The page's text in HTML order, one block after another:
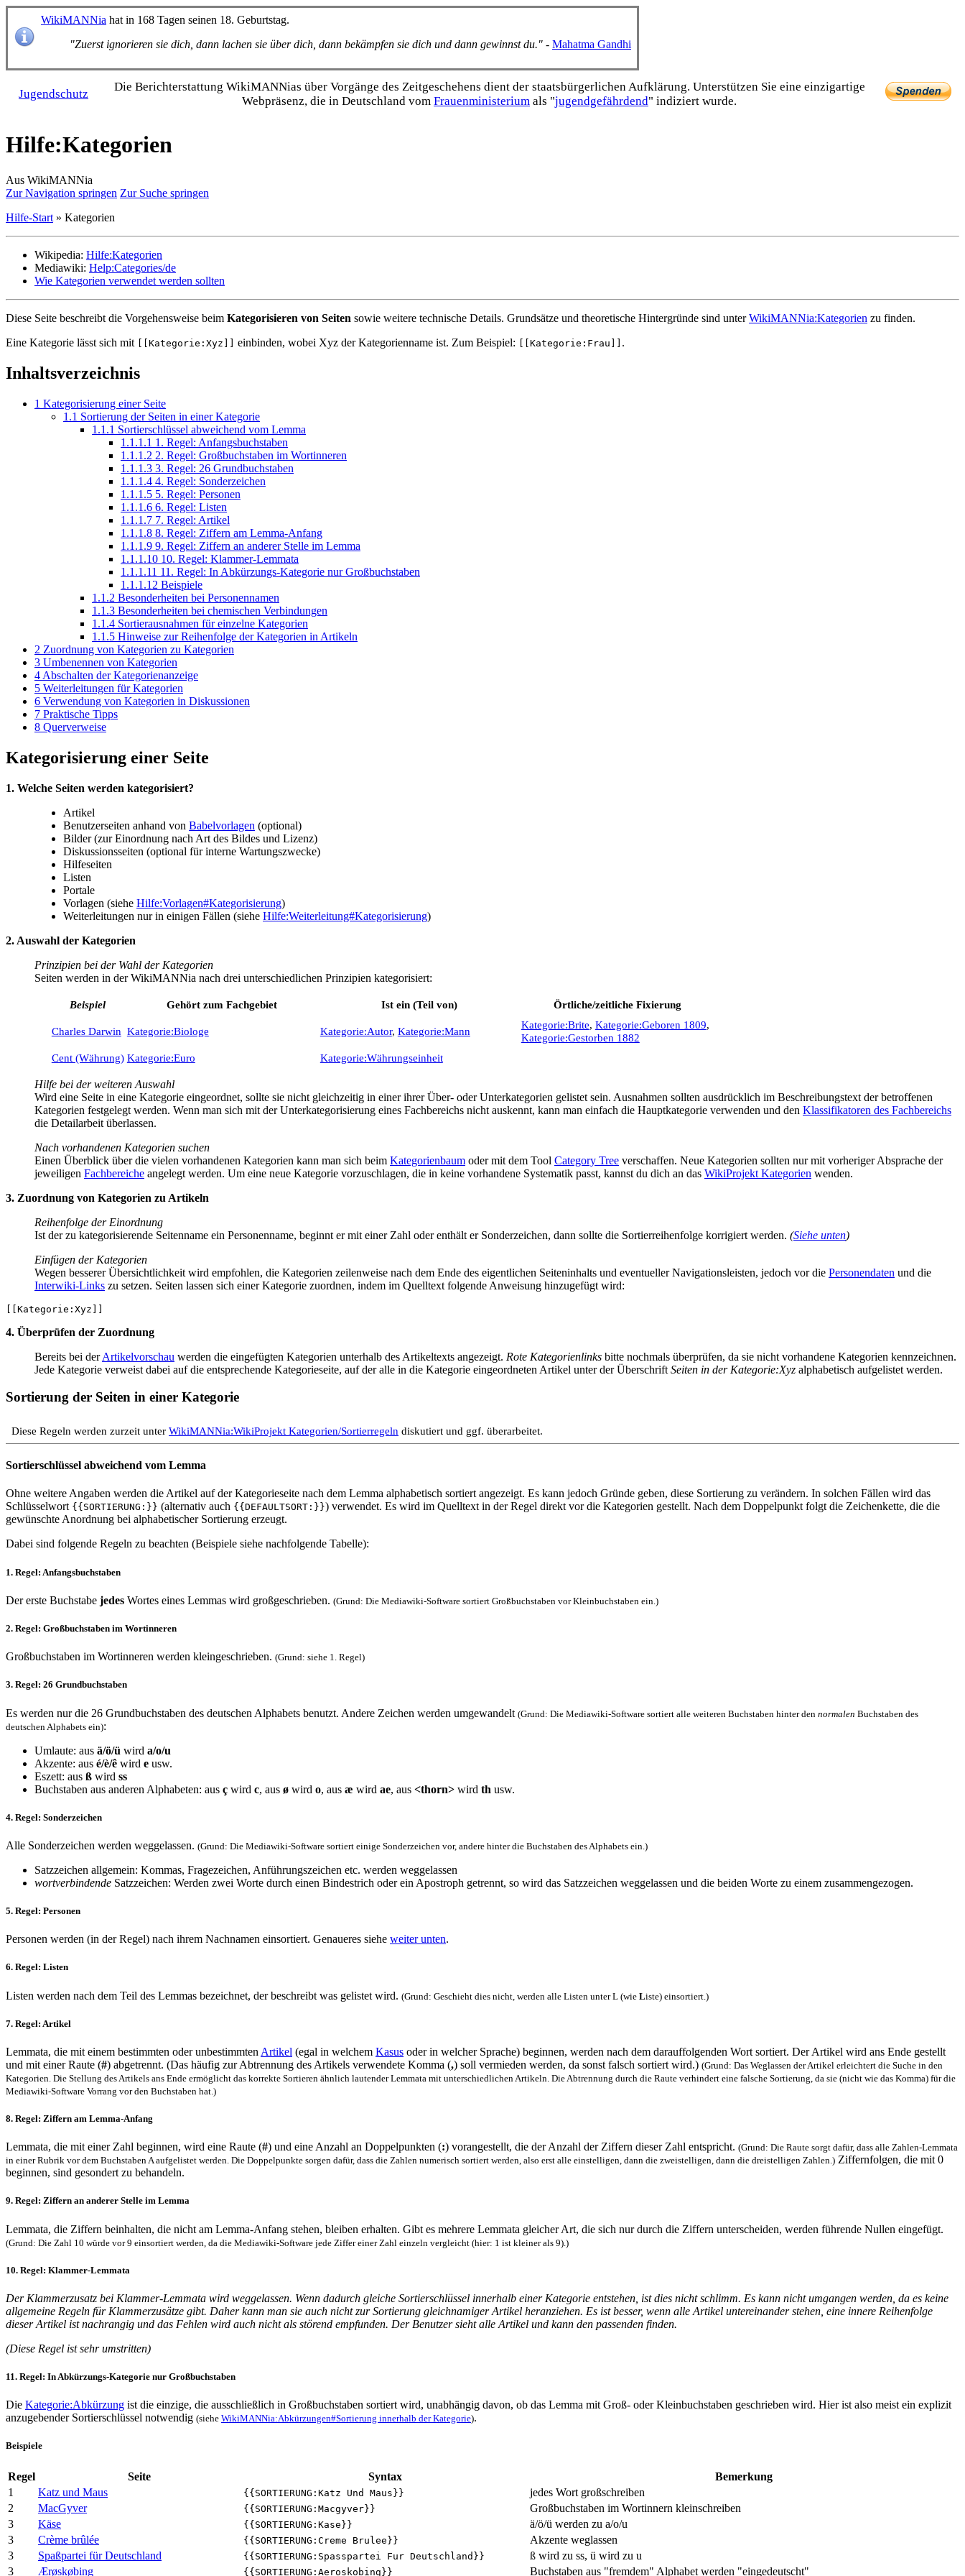
WikiMANNia hat in 168 Tagen seinen 18. Geburtstag.
"Zuerst ignorieren sie dich, dann lachen sie über dich, dann bekämpfen sie dich und dann gewinnst du." - Mahatma Gandhi
Jugendschutz
Die Bericht­erstattung WikiMANNias über Vorgänge des Zeitgeschehens dient der staats­bürgerlichen Aufklärung. Unterstützen Sie eine einzig­artige
Webpräsenz, die in Deutschland vom Frauen­ministerium als "jugend­gefährdend" indiziert wurde.
Hilfe:Kategorien
Aus WikiMANNia
Zur Navigation springen Zur Suche springen
Hilfe-Start » Kategorien
Wikipedia: Hilfe:Kategorien
Mediawiki: Help:Categories/de
Wie Kategorien verwendet werden sollten
Diese Seite beschreibt die Vorgehensweise beim Kategorisieren von Seiten sowie weitere technische Details. Grundsätze und theoretische Hintergründe sind unterWikiMANNia:Kategorien zu finden.
Eine Kategorie lässt sich mit
[[Kategorie:Xyz]] einbinden, wobei Xyz der Kategorienname ist. Zum Beispiel: [[Kategorie:Frau]] .
Inhaltsverzeichnis
1 Kategorisierung einer Seite
1.1 Sortierung der Seiten in einer Kategorie
1.1.1 Sortierschlüssel abweichend vom Lemma
1.1.1.1 1. Regel: Anfangsbuchstaben
1.1.1.2 2. Regel: Großbuchstaben im Wortinneren
1.1.1.3 3. Regel: 26 Grundbuchstaben
1.1.1.4 4. Regel: Sonderzeichen
1.1.1.5 5. Regel: Personen
1.1.1.6 6. Regel: Listen
1.1.1.7 7. Regel: Artikel
1.1.1.8 8. Regel: Ziffern am Lemma-Anfang
1.1.1.9 9. Regel: Ziffern an anderer Stelle im Lemma
1.1.1.10 10. Regel: Klammer-Lemmata
1.1.1.11 11. Regel: In Abkürzungs-Kategorie nur Großbuchstaben
1.1.1.12 Beispiele
1.1.2 Besonderheiten bei Personennamen
1.1.3 Besonderheiten bei chemischen Verbindungen
1.1.4 Sortierausnahmen für einzelne Kategorien
1.1.5 Hinweise zur Reihenfolge der Kategorien in Artikeln
2 Zuordnung von Kategorien zu Kategorien
3 Umbenennen von Kategorien
4 Abschalten der Kategorienanzeige
5 Weiterleitungen für Kategorien
6 Verwendung von Kategorien in Diskussionen
7 Praktische Tipps
8 Querverweise
Kategorisierung einer Seite
1. Welche Seiten werden kategorisiert?
Artikel
Benutzerseiten anhand von Babelvorlagen (optional)
Bilder (zur Einordnung nach Art des Bildes und Lizenz)
Diskussionsseiten (optional für interne Wartungszwecke)
Hilfeseiten
Listen
Portale
Vorlagen (siehe Hilfe:Vorlagen#Kategorisierung)
Weiterleitungen nur in einigen Fällen (siehe Hilfe:Weiterleitung#Kategorisierung)
2. Auswahl der Kategorien
Prinzipien bei der Wahl der Kategorien
Seiten werden in der WikiMANNia nach drei unterschiedlichen Prinzipien kategorisiert:
Beispiel Gehört zum Fachgebiet Ist ein (Teil von) Örtliche/zeitliche Fixierung
Charles Darwin Kategorie:Biologe Kategorie:Autor, Kategorie:Mann
Kategorie:Brite, Kategorie:Geboren 1809,
Kategorie:Gestorben 1882
Cent (Währung) Kategorie:Euro Kategorie:Währungseinheit
Hilfe bei der weiteren Auswahl
Wird eine Seite in eine Kategorie eingeordnet, sollte sie nicht gleichzeitig in einer ihrer Über- oder Unterkategorien gelistet sein. Ausnahmen sollten ausdrücklich im Beschreibungstext der betroffenen
Kategorien festgelegt werden. Wenn man sich mit der Unterkategorisierung eines Fachbereichs nicht auskennt, kann man einfach die Hauptkategorie verwenden und den Klassifikatoren des Fachbereichs
die Detailarbeit überlassen.
Nach vorhandenen Kategorien suchen
Einen Überblick über die vielen vorhandenen Kategorien kann man sich beim Kategorienbaum oder mit dem Tool Category Tree verschaffen. Neue Kategorien sollten nur mit vorheriger Absprache der
jeweiligen Fachbereiche angelegt werden. Um eine neue Kategorie vorzuschlagen, die in keine vorhandene Systematik passt, kannst du dich an das WikiProjekt Kategorien wenden.
3. Zuordnung von Kategorien zu Artikeln
Reihenfolge der Einordnung
Ist der zu kategorisierende Seitenname ein Personenname, beginnt er mit einer Zahl oder enthält er Sonderzeichen, dann sollte die Sortierreihenfolge korrigiert werden. (Siehe unten)
Einfügen der Kategorien
Wegen besserer Übersichtlichkeit wird empfohlen, die Kategorien zeilenweise nach dem Ende des eigentlichen Seiteninhalts und eventueller Navigationsleisten, jedoch vor die Personendaten und die
Interwiki-Links zu setzen. Seiten lassen sich einer Kategorie zuordnen, indem im Quelltext folgende Anweisung hinzugefügt wird:
4. Überprüfen der Zuordnung
Bereits bei derArtikelvorschau werden die eingefügten Kategorien unterhalb des Artikeltexts angezeigt. Rote Kategorienlinks bitte nochmals überprüfen, da sie nicht vorhandene Kategorien kennzeichnen.
Jede Kategorie verweist dabei auf die entsprechende Kategorieseite, auf der alle in die Kategorie eingeordneten Artikel unter der Überschrift Seiten in der Kategorie:Xyz alphabetisch aufgelistet werden.
Sortierung der Seiten in einer Kategorie
Diese Regeln werden zurzeit unter WikiMANNia:WikiProjekt Kategorien/Sortierregeln diskutiert und ggf. überarbeitet.
Sortierschlüssel abweichend vom Lemma
Ohne weitere Angaben werden die Artikel auf der Kategorieseite nach dem Lemma alphabetisch sortiert angezeigt. Es kann jedoch Gründe geben, diese Sortierung zu verändern. In solchen Fällen wird das
Schlüsselwort {{SORTIERUNG:}} (alternativ auch {{DEFAULTSORT:}}) verwendet. Es wird im Quelltext in der Regel direkt vor die Kategorien gestellt. Nach dem Doppelpunkt folgt die Zeichenkette, die die
gewünschte Anordnung bei alphabetischer Sortierung erzeugt.
Dabei sind folgende Regeln zu beachten (Beispiele siehe nachfolgende Tabelle):
1. Regel: Anfangsbuchstaben
Der erste Buchstabe jedes Wortes eines Lemmas wird großgeschrieben. (Grund: Die Mediawiki-Software sortiert Großbuchstaben vor Kleinbuchstaben ein.)
2. Regel: Großbuchstaben im Wortinneren
Großbuchstaben im Wortinneren werden kleingeschrieben. (Grund: siehe 1. Regel)
3. Regel: 26 Grundbuchstaben
Es werden nur die 26 Grundbuchstaben des deutschen Alphabets benutzt. Andere Zeichen werden umgewandelt (Grund: Die Mediawiki-Software sortiert alle weiteren Buchstaben hinter den normalen Buchstaben des
deutschen Alphabets ein):
Umlaute: aus ä/ö/ü wird a/o/u
Akzente: aus é/è/ê wird e usw.
Eszett: aus ß wird ss
Buchstaben aus anderen Alphabeten: aus ç wird c, aus ø wird o, aus æ wird ae, aus <thorn> wird th usw.
4. Regel: Sonderzeichen
Alle Sonderzeichen werden weggelassen. (Grund: Die Mediawiki-Software sortiert einige Sonderzeichen vor, andere hinter die Buchstaben des Alphabets ein.)
Satzzeichen allgemein: Kommas, Fragezeichen, Anführungszeichen etc. werden weggelassen
wortverbindende Satzzeichen: Werden zwei Worte durch einen Bindestrich oder ein Apostroph getrennt, so wird das Satzzeichen weggelassen und die beiden Worte zu einem zusammengezogen.
5. Regel: Personen
Personen werden (in der Regel) nach ihrem Nachnamen einsortiert. Genaueres siehe weiter unten.
6. Regel: Listen
Listen werden nach dem Teil des Lemmas bezeichnet, der beschreibt was gelistet wird. (Grund: Geschieht dies nicht, werden alle Listen unter L (wie Liste) einsortiert.)
7. Regel: Artikel
Lemmata, die mit einem bestimmten oder unbestimmten Artikel (egal in welchem Kasus oder in welcher Sprache) beginnen, werden nach dem darauffolgenden Wort sortiert. Der Artikel wird ans Ende gestellt
und mit einer Raute (#) abgetrennt. (Das häufig zur Abtrennung des Artikels verwendete Komma (,) soll vermieden werden, da sonst falsch sortiert wird.) (Grund: Das Weglassen der Artikel erleichtert die Suche in den
Kategorien. Die Stellung des Artikels ans Ende ermöglicht das korrekte Sortieren ähnlich lautender Lemmata mit unterschiedlichen Artikeln. Die Abtrennung durch die Raute verhindert eine falsche Sortierung, da sie (nicht wie das Komma) für die
Mediawiki-Software Vorrang vor den Buchstaben hat.)
8. Regel: Ziffern am Lemma-Anfang
Lemmata, die mit einer Zahl beginnen, wird eine Raute (#) und eine Anzahl an Doppelpunkten (:) vorangestellt, die der Anzahl der Ziffern dieser Zahl entspricht. (Grund: Die Raute sorgt dafür, dass alle Zahlen-Lemmata
in einer Rubrik vor dem Buchstaben A aufgelistet werden. Die Doppelpunkte sorgen dafür, dass die Zahlen numerisch sortiert werden, also erst alle einstelligen, dann die zweistelligen, dann die dreistelligen Zahlen.) Ziffernfolgen, die mit 0
beginnen, sind gesondert zu behandeln.
9. Regel: Ziffern an anderer Stelle im Lemma
Lemmata, die Ziffern beinhalten, die nicht am Lemma-Anfang stehen, bleiben erhalten. Gibt es mehrere Lemmata gleicher Art, die sich nur durch die Ziffern unterscheiden, werden führende Nullen eingefügt.
(Grund: Die Zahl 10 würde vor 9 einsortiert werden, da die Mediawiki-Software jede Ziffer einer Zahl einzeln vergleicht (hier: 1 ist kleiner als 9).)
10. Regel: Klammer-Lemmata
Der Klammerzusatz bei Klammer-Lemmata wird weggelassen. Wenn dadurch gleiche Sortierschlüssel innerhalb einer Kategorie entstehen, ist dies nicht schlimm. Es kann nicht umgangen werden, da es keine
allgemeine Regeln für Klammerzusätze gibt. Daher kann man sie auch nicht zur Sortierung gleichnamiger Artikel heranziehen. Es ist besser, wenn alle Artikel untereinander stehen, eine innere Reihenfolge
dieser Artikel ist nachrangig und das Fehlen wird auch nicht als störend empfunden. Der Benutzer sieht alle Artikel und kann den passenden finden.
(Diese Regel ist sehr umstritten)
11. Regel: In Abkürzungs-Kategorie nur Großbuchstaben
Die Kategorie:Abkürzung ist die einzige, die ausschließlich in Großbuchstaben sortiert wird, unabhängig davon, ob das Lemma mit Groß- oder Kleinbuchstaben geschrieben wird. Hier ist also meist ein explizit
anzugebender Sortierschlüssel notwendig (siehe WikiMANNia:Abkürzungen#Sortierung innerhalb der Kategorie).
Beispiele
Regel Seite Syntax
Bemerkung
1
Katz und Maus {{SORTIERUNG:Katz Und Maus}}
jedes Wort großschreiben
2
MacGyver {{SORTIERUNG:Macgyver}}
Großbuchstaben im Wortinnern kleinschreiben
3
Käse {{SORTIERUNG:Kase}}
ä/ö/ü werden zu a/o/u
3
Crème brûlée {{SORTIERUNG:Creme Brulee}}
Akzente weglassen
3
Spaßpartei für Deutschland {{SORTIERUNG:Spasspartei Fur Deutschland}}
ß wird zu ss, ü wird zu u
3
Ærøskøbing {{SORTIERUNG:Aeroskobing}} Buchstaben aus "fremdem" Alphabet werden "eingedeutscht"